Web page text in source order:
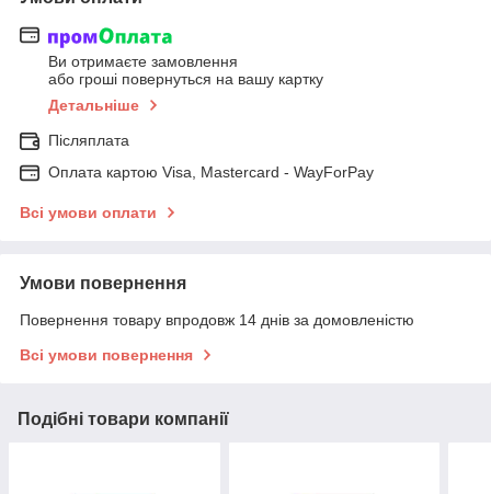
Ви отримаєте замовлення
або гроші повернуться на вашу картку
Детальніше
Післяплата
Оплата картою Visa, Mastercard - WayForPay
Всі умови оплати
Умови повернення
Повернення товару впродовж 14 днів за домовленістю
Всі умови повернення
Подібні товари компанії